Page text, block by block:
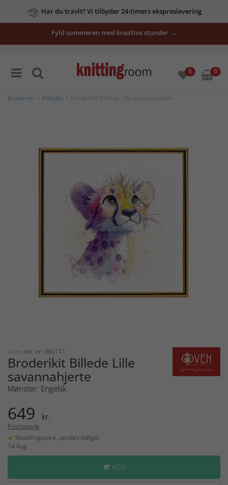
Har du travlt? Vi tilbyder 24-timers ekspreslevering
Fyld sommeren med kreative stunder →
0 0
Broderier Billeder > Broderikit Billede Lille savannahjerte
Oven Art. nr: 360711
Broderikit Billede Lille
savannahjerte
Mønster: Engelsk
649 kr.
Prishistorik
Bestillingsvare, sendes tidligst
14 Aug
KØB